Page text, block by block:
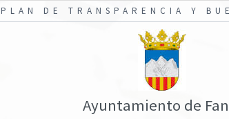
PLAN DE TRANSPARENCIA Y
Ayuntamiento de